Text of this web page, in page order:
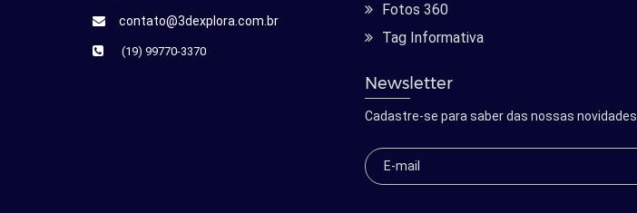
contato@3dexplora.com.br
(19) 99770-3370
Fotos 360
Tag Informativa
Newsletter
Cadastre-se para saber das nossas novidades